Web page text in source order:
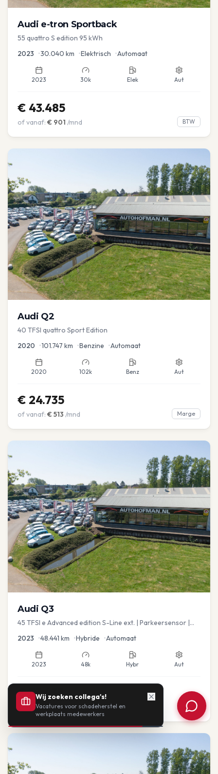
Audi e-tron Sportback
55 quattro S edition 95 kWh
2023 •30.040 km •Elektrisch •Automaat
2023 30k Elek Aut
€ 43.485
of vanaf: € 901 /mnd BTW
Audi Q2
40 TFSI quattro Sport Edition
2020 •101.747 km •Benzine •Automaat
2020 102k Benz Aut
€ 24.735
of vanaf: € 513 /mnd Marge
Audi Q3
45 TFSI e Advanced edition S-Line ext. | Parkeersensor |
2023 •48.441 km •Hybride •Automaat
2023 48k Hybr Aut
€33.435
of vanaf: €693/mnd BTW
Wij zoeken collega's!
Vacatures voor schadeherstel en
werkplaats medewerkers